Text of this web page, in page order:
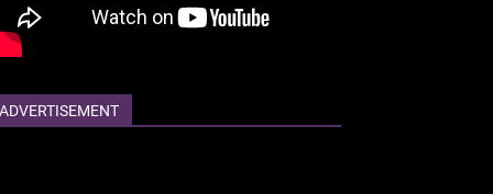
ADVERTISEMENT